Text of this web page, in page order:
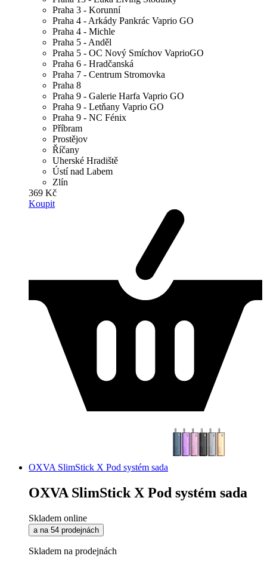
Praha 3 - Korunní
Praha 4 - Arkády Pankrác Vaprio GO
Praha 4 - Michle
Praha 5 - Anděl
Praha 5 - OC Nový Smíchov VaprioGO
Praha 6 - Hradčanská
Praha 7 - Centrum Stromovka
Praha 8
Praha 9 - Galerie Harfa Vaprio GO
Praha 9 - Letňany Vaprio GO
Praha 9 - NC Fénix
Příbram
Prostějov
Říčany
Uherské Hradiště
Ústí nad Labem
Zlín
369 Kč
Koupit
OXVA SlimStick X Pod systém sada
OXVA SlimStick X Pod systém sada
Skladem online
a na 54 prodejnách
Skladem na prodejnách